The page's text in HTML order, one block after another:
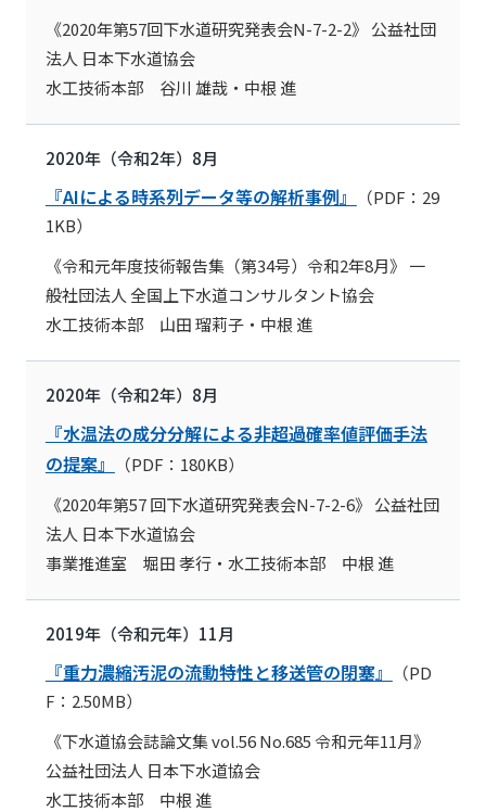
《2020年第57回下水道研究発表会N-7-2-2》 公益社団
法人 日本下水道協会
水工技術本部 谷川 雄哉・中根 進
2020年（令和2年）8月
『AIによる時系列データ等の解析事例』
（PDF：29
1KB）
《令和元年度技術報告集（第34号）令和2年8月》 一
般社団法人 全国上下水道コンサルタント協会
水工技術本部 山田 瑠莉子・中根 進
2020年（令和2年）8月
『水温法の成分分解による非超過確率値評価手法
の提案』
（PDF：180KB）
《2020年第57 回下水道研究発表会N-7-2-6》 公益社団
法人 日本下水道協会
事業推進室 堀田 孝行・水工技術本部 中根 進
2019年（令和元年）11月
『重力濃縮汚泥の流動特性と移送管の閉塞』
（PD
F：2.50MB）
《下水道協会誌論文集 vol.56 No.685 令和元年11月》
公益社団法人 日本下水道協会
水工技術本部 中根 進